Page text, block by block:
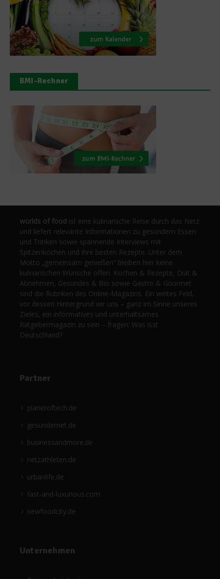
BMI-Rechner
worlds of food ist eine kulinarische Reise durch das Netz
und liefert relevante Informationen zu gesundem Essen
und Trinken sowie spannende Interviews mit
Spitzenköchen und ihre besten Rezepte. Unter dem
Motto „gemeinsam genießen“ bleiben hier keine
kulinarischen Wünsche offen. Kochen & Rezepte, Diät &
Abnehmen, Gesundes & Bio sowie Gastro & Gourmet
sind die Rubriken des Online-Magazins. Ein weites Feld,
vor dessen Hintergrund wir uns – ganz im Sinne unseres
Zieles, ein informatives und unterhaltsames
Ratgebermagazin zu sein – fragen: Was isst
Deutschland?
Partner
planetoftech.de
gesündernet.de
businessandmore.de
netzathleten.de
urbanlife.de
fast-and-luxurious.com
newfoodcity.de
Unternehmen